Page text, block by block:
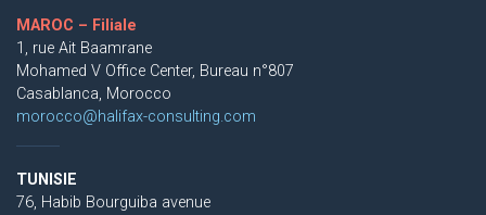
MAROC – Filiale
1, rue Ait Baamrane
Mohamed V Office Center, Bureau n°807
Casablanca, Morocco
morocco@halifax-consulting.com
TUNISIE
76, Habib Bourguiba avenue